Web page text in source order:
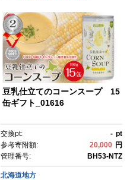
豆乳仕立てのコーンスープ 15
缶ギフト_01616
交換pt: - pt
参考寄附額:
20,000 円
管理番号:
BH53-NTZ
北海道地方